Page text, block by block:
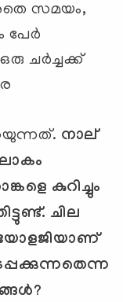
സമയം,
പേര്‍
ചര്‍ച്ചക്ക്
നാല്
കുറിച്ചും
ചില
?